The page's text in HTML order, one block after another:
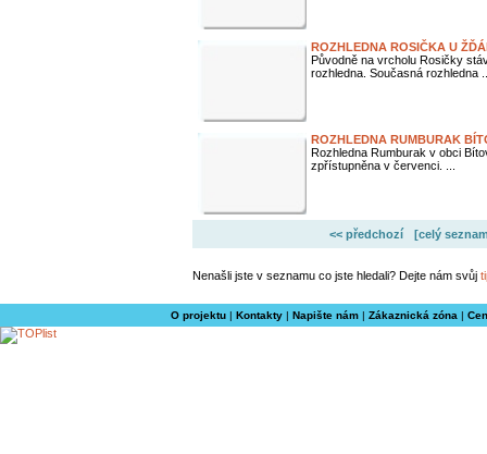
ROZHLEDNA ROSIČKA U
Původně na vrcholu Rosičky
rozhledna. Současná rozhledna
ROZHLEDNA RUMBURAK
Rozhledna Rumburak v obci
zpřístupněna v červenci. ...
<< předchozí [celý
Nenašli jste v seznamu co jste hledali? Dejte nám svůj
O projektu| Kontakty| Napište nám| Zákaznická zóna |